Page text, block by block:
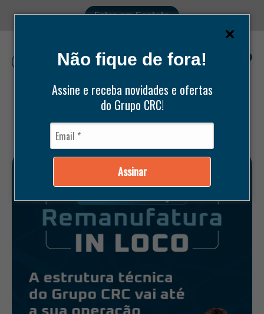
Não fique de fora!
Assine e receba novidades e ofertas
do Grupo CRC!
Assinar
Entre em Contato
GRUPO
Compressores